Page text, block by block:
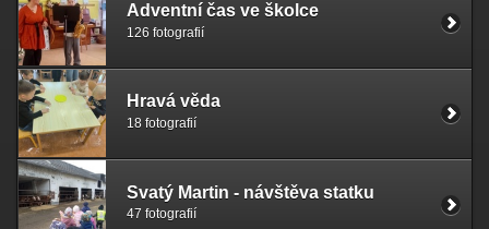
Adventní čas ve školce
126 fotografií
Hravá věda
18 fotografií
Svatý Martin - návštěva statku
47 fotografií